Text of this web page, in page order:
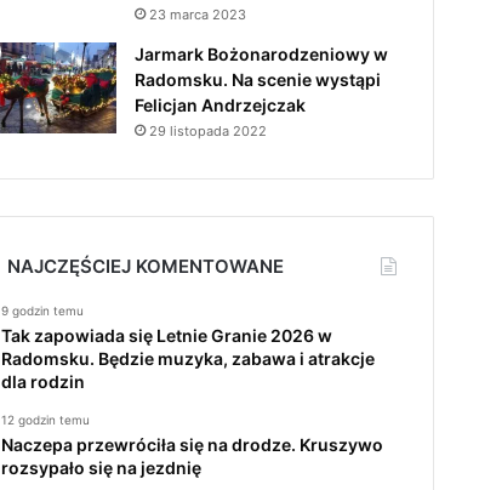
23 marca 2023
Jarmark Bożonarodzeniowy w
Radomsku. Na scenie wystąpi
Felicjan Andrzejczak
29 listopada 2022
NAJCZĘŚCIEJ KOMENTOWANE
9 godzin temu
Tak zapowiada się Letnie Granie 2026 w
Radomsku. Będzie muzyka, zabawa i atrakcje
dla rodzin
12 godzin temu
Naczepa przewróciła się na drodze. Kruszywo
rozsypało się na jezdnię